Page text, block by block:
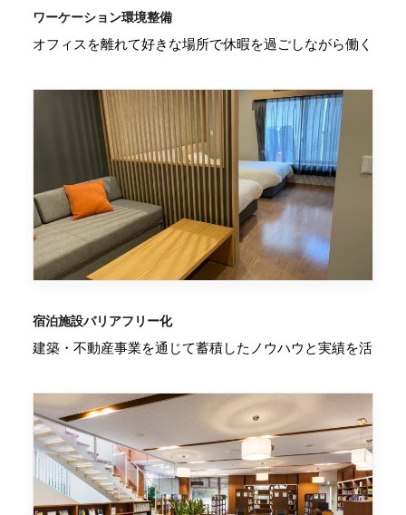
ワーケーション環境整備
オフィスを離れて好きな場所で休暇を過ごしながら働く
宿泊施設バリアフリー化
建築・不動産事業を通じて蓄積したノウハウと実績を活